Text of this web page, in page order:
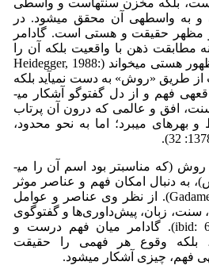
بلکه مخزن سنت­هاست و واسطی
به واسطه­ی آن محقق می­شود. در
و مظهر حقیقت و هستی است. گادامر
مطابقت ذهن با واقعیت بلکه آن را
آشکارشدگی ((aletheia و ظهور هستی می­خواند (Heidegger, 1988:
از طریق «روش» به دست نمی­آید بلکه
ظهور حقیقت از طریق واقعه­ی فهم و از دل گفت­وگو آشکار می­
افق و عالمی که درون آن پرتاب
می­برد؛ اما به نحو محدود،
گادامر در کتاب حقیقت و روش (که مناسب­تر بود اسم آن را می­
دنبال امکان فهم و عناصر موثر
در آن است (Gadamer, 1975: xxx). از نظر وی عناصر و عوامل
سنت، زبان، پیش‌داوری‌ها و گفت­و­گوی
با متن (ibid: 62,276, 432, 490). گادامر میان فهم درست و
بلکه وقوع هر فهمی را حقیقت
فهم، چیزی آشکار می­شود.